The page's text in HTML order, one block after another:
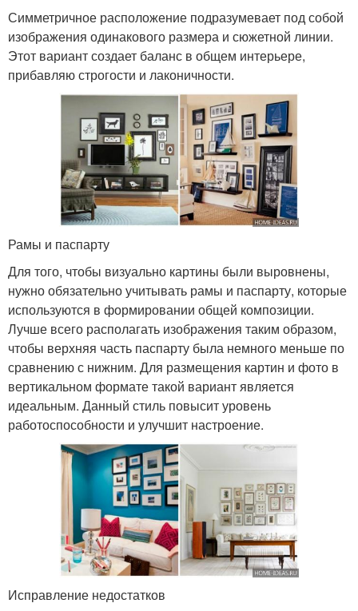
Симметричное расположение подразумевает под собой
изображения одинакового размера и сюжетной линии.
Этот вариант создает баланс в общем интерьере,
прибавляю строгости и лаконичности.
Рамы и паспарту
Для того, чтобы визуально картины были выровнены,
нужно обязательно учитывать рамы и паспарту, которые
используются в формировании общей композиции.
Лучше всего располагать изображения таким образом,
чтобы верхняя часть паспарту была немного меньше по
сравнению с нижним. Для размещения картин и фото в
вертикальном формате такой вариант является
идеальным. Данный стиль повысит уровень
работоспособности и улучшит настроение.
Исправление недостатков